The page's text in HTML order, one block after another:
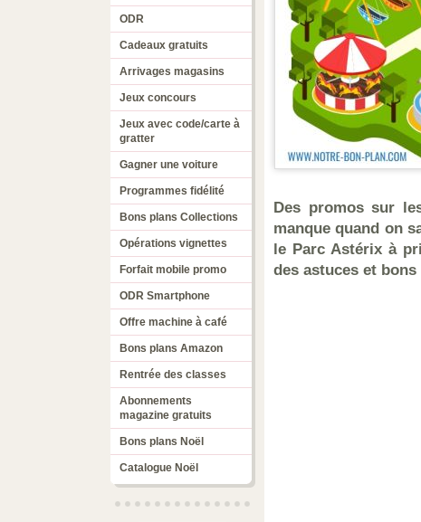
ODR
Cadeaux gratuits
Arrivages magasins
Jeux concours
Jeux avec code/carte à
gratter
Gagner une voiture
Programmes fidélité
Bons plans Collections
Opérations vignettes
Forfait mobile promo
ODR Smartphone
Offre machine à café
Bons plans Amazon
Rentrée des classes
Abonnements
magazine gratuits
Bons plans Noël
Catalogue Noël
Des promos sur
manque quand on
le Parc Astérix à
des astuces et